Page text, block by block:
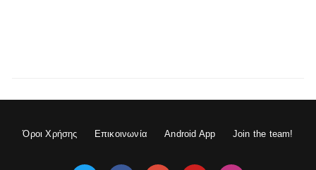
Όροι Χρήσης Επικοινωνία Android App Join the team!